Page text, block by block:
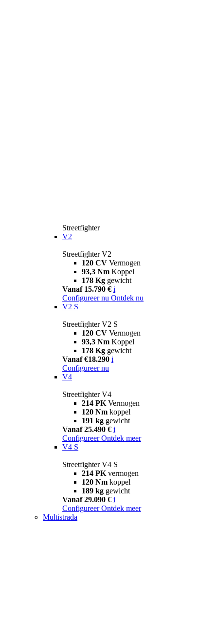
Streetfighter
V2
Streetfighter V2
120 CV Vermogen
93,3 Nm Koppel
178 Kg gewicht
Vanaf 15.790 € i
Configureer nu Ontdek nu
V2 S
Streetfighter V2 S
120 CV Vermogen
93,3 Nm Koppel
178 Kg gewicht
Vanaf €18.290 i
Configureer nu
V4
Streetfighter V4
214 PK Vermogen
120 Nm koppel
191 kg gewicht
Vanaf 25.490 € i
Configureer Ontdek meer
V4 S
Streetfighter V4 S
214 PK vermogen
120 Nm koppel
189 kg gewicht
Vanaf 29.090 € i
Configureer Ontdek meer
Multistrada